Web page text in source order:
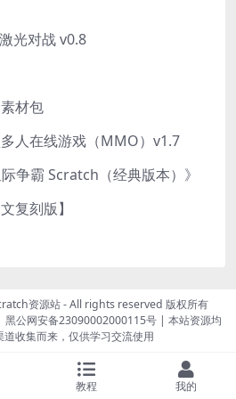
光对战 v0.8
材包
多人在线游戏（MMO）v1.7
争霸 Scratch（经典版本）》
复刻版】
资源站- All rights reserved 版权所有
黑公网安备23090002000115号| 本站资源均
收集而来，仅供学习交流使用
教程 我的